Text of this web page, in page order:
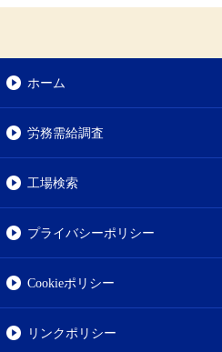
ホーム
労務需給調査
工場検索
プライバシーポリシー
Cookieポリシー
リンクポリシー